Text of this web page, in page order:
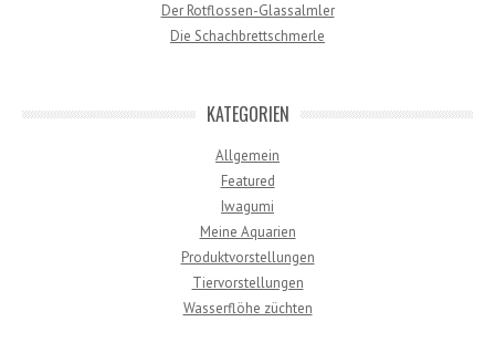
Der Rotflossen-Glassalmler
Die Schachbrettschmerle
KATEGORIEN
Allgemein
Featured
Iwagumi
Meine Aquarien
Produktvorstellungen
Tiervorstellungen
Wasserflöhe züchten